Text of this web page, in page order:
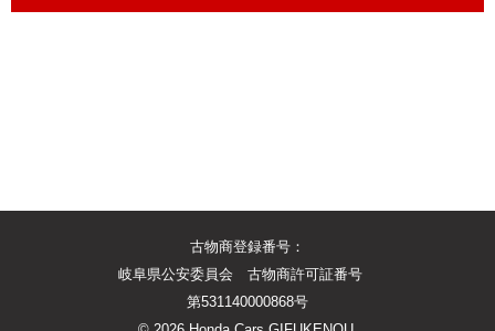
古物商登録番号：
岐阜県公安委員会 古物商許可証番号
第531140000868号